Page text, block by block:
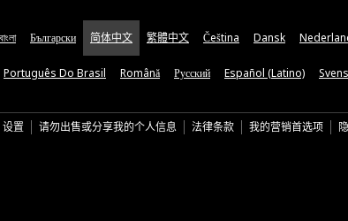
বাংলা Български 简体中文 繁體中文 Čeština Dansk
Português Do Brasil Română Русский Español (Latino)
置 请勿出售或分享我的个人信息 法律条款 我的营销首选项